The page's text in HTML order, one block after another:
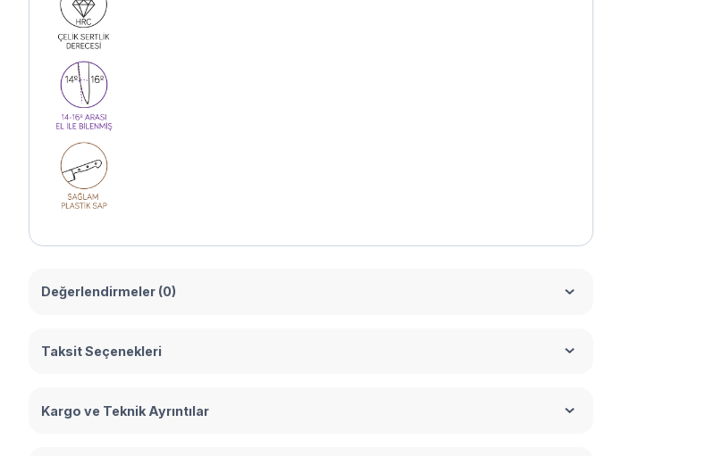
Değerlendirmeler (0)
Taksit Seçenekleri
Kargo ve Teknik Ayrıntılar